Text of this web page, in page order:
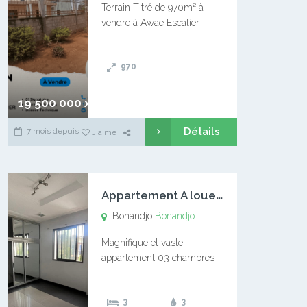
19 500 000 xaf
Terrain Titré de 970m² à
vendre à Awae Escalier –
l’Université Catholique –
970
7 mois depuis J'aime Détails
A
ppartement A louer Bonandjo
Bonandjo Bonandjo
Magnifique et vaste
appartement 03 chambres
douches 01 vaste salon 01
3 3